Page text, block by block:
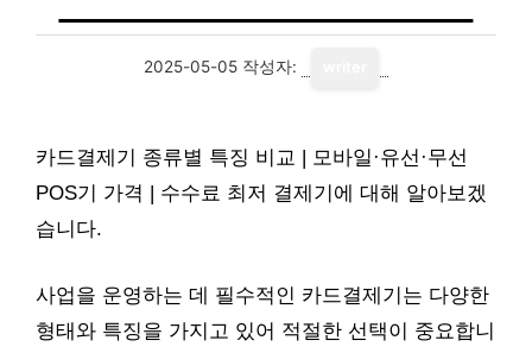
2025-05-05 작성자:
카드결제기 종류별 특징 비교 | 모바일·유선·무선
POS기 가격 | 수수료 최저 결제기에 대해 알아보겠
습니다.
사업을 운영하는 데 필수적인 카드결제기는 다양한
형태와 특징을 가지고 있어 적절한 선택이 중요합니